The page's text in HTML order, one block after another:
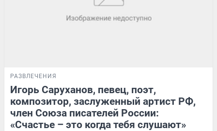
РАЗВЛЕЧЕНИЯ
Игорь Саруханов, певец, поэт,
композитор, заслуженный артист РФ,
член Союза писателей России:
«Счастье – это когда тебя слушают»